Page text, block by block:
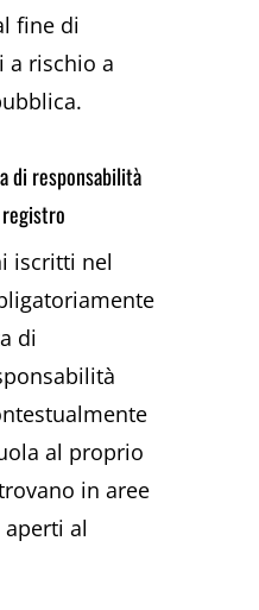
fine di
a rischio a
di responsabilità
iscritti nel
di
al proprio
in aree
al